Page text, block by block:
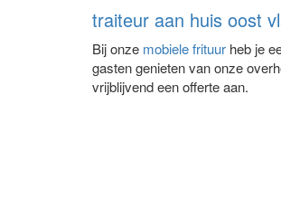
traiteur aan huis oost
Bij onze mobiele frituur heb je
gasten genieten van onze
vrijblijvend een offerte aan.